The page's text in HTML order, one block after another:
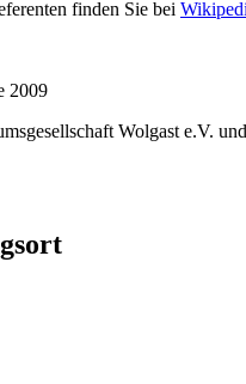
finden Sie bei
2009
Wolgast e.V.